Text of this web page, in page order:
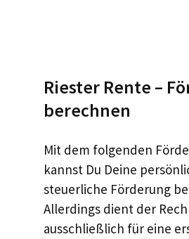
Riester Rente –
berechnen
Mit dem folgenden
kannst Du Deine
steuerliche Förderung
Allerdings dient der
ausschließlich für eine